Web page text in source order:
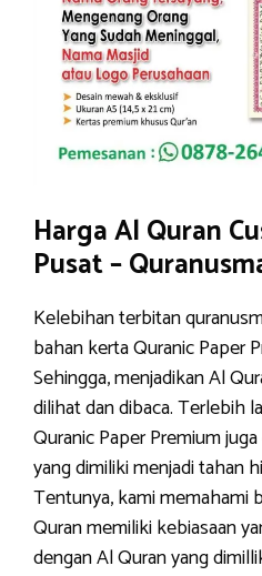
Harga Al Quran
Pusat –
Kelebihan terbitan
bahan kerta Quranic Paper
Sehingga, menjadikan Al
dilihat dan dibaca. Terlebih
Quranic Paper Premium
yang dimiliki menjadi tahan
Tentunya, kami memahami
Quran memiliki kebiasaan
dengan Al Quran yang